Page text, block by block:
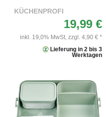
KÜCHENPROFI
19,99 €
inkl. 19,0% MwSt, zzgl. 4,90 € *
Lieferung in 2 bis 3
Werktagen